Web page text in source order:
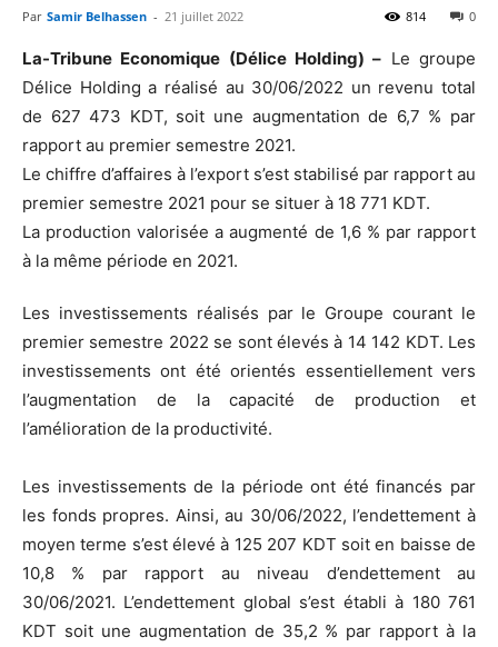
Par Samir Belhassen - 21 juillet 2022 0
814
La-Tribune Economique (Délice Holding) – Le groupe
Délice Holding a réalisé au 30/06/2022 un revenu total
de 627 473 KDT, soit une augmentation de 6,7 % par
rapport au premier semestre 2021.
Le chiffre d’affaires à l’export s’est stabilisé par rapport au
premier semestre 2021 pour se situer à 18 771 KDT.
La production valorisée a augmenté de 1,6 % par rapport
à la même période en 2021.
Les investissements réalisés par le Groupe courant le
premier semestre 2022 se sont élevés à 14 142 KDT. Les
investissements ont été orientés essentiellement vers
l’augmentation de la capacité de production et
l’amélioration de la productivité.
Les investissements de la période ont été financés par
les fonds propres. Ainsi, au 30/06/2022, l’endettement à
moyen terme s’est élevé à 125 207 KDT soit en baisse de
10,8 % par rapport au niveau d’endettement au
30/06/2021. L’endettement global s’est établi à 180 761
KDT soit une augmentation de 35,2 % par rapport à la